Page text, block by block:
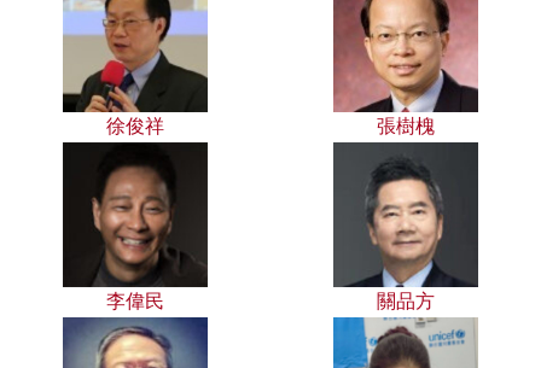
徐俊祥 張樹槐
李偉民 關品方